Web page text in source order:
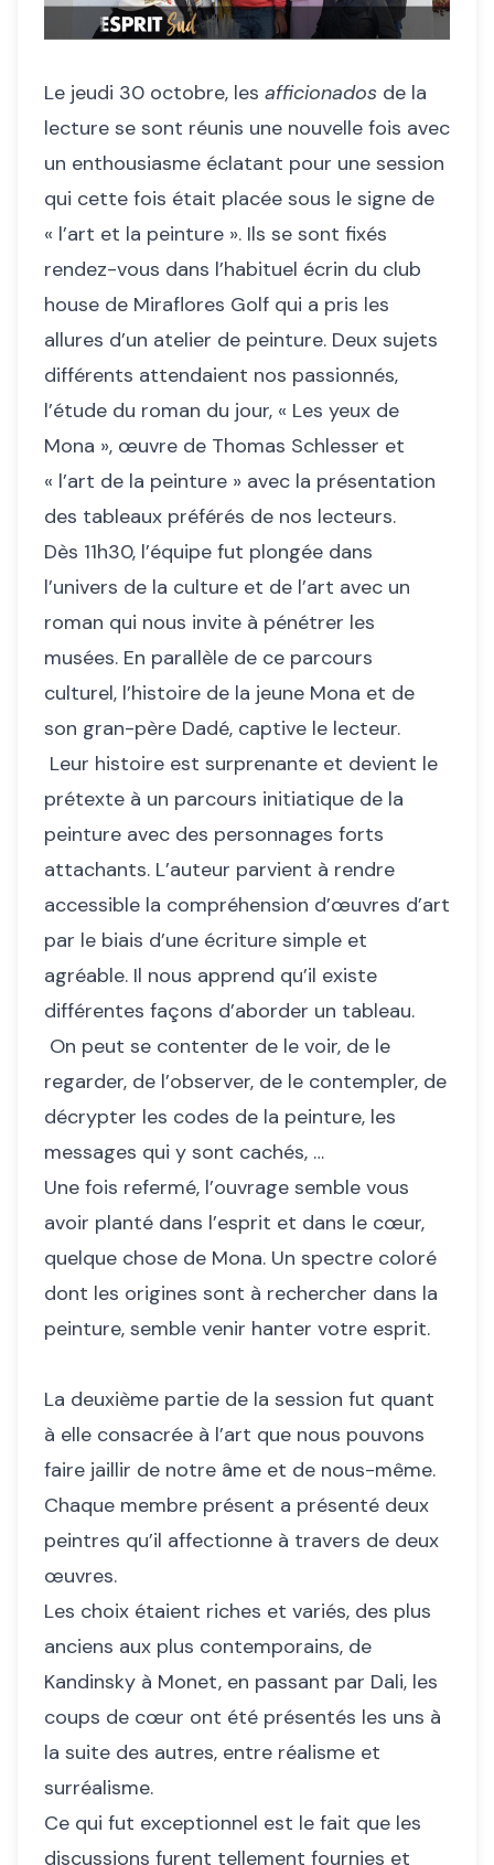
Le jeudi 30 octobre, les afficionados de la
lecture se sont réunis une nouvelle fois avec
un enthousiasme éclatant pour une session
qui cette fois était placée sous le signe de
« l’art et la peinture ». Ils se sont fixés
rendez-vous dans l’habituel écrin du club
house de Miraflores Golf qui a pris les
allures d’un atelier de peinture. Deux sujets
différents attendaient nos passionnés,
l’étude du roman du jour, « Les yeux de
Mona », œuvre de Thomas Schlesser et
« l’art de la peinture » avec la présentation
des tableaux préférés de nos lecteurs.
Dès 11h30, l’équipe fut plongée dans
l’univers de la culture et de l’art avec un
roman qui nous invite à pénétrer les
musées. En parallèle de ce parcours
culturel, l’histoire de la jeune Mona et de
son gran-père Dadé, captive le lecteur.
Leur histoire est surprenante et devient le
prétexte à un parcours initiatique de la
peinture avec des personnages forts
attachants. L’auteur parvient à rendre
accessible la compréhension d’œuvres d’art
par le biais d’une écriture simple et
agréable. Il nous apprend qu’il existe
différentes façons d’aborder un tableau.
On peut se contenter de le voir, de le
regarder, de l’observer, de le contempler, de
décrypter les codes de la peinture, les
messages qui y sont cachés, …
Une fois refermé, l’ouvrage semble vous
avoir planté dans l’esprit et dans le cœur,
quelque chose de Mona. Un spectre coloré
dont les origines sont à rechercher dans la
peinture, semble venir hanter votre esprit.
La deuxième partie de la session fut quant
à elle consacrée à l’art que nous pouvons
faire jaillir de notre âme et de nous-même.
Chaque membre présent a présenté deux
peintres qu’il affectionne à travers de deux
œuvres.
Les choix étaient riches et variés, des plus
anciens aux plus contemporains, de
Kandinsky à Monet, en passant par Dali, les
coups de cœur ont été présentés les uns à
la suite des autres, entre réalisme et
surréalisme.
Ce qui fut exceptionnel est le fait que les
discussions furent tellement fournies et